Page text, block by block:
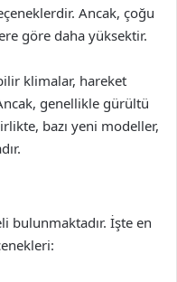
Ancak, çoğu
göre daha yüksektir.
klimalar, hareket
genellikle gürültü
bazı yeni modeller,
bulunmaktadır. İşte en